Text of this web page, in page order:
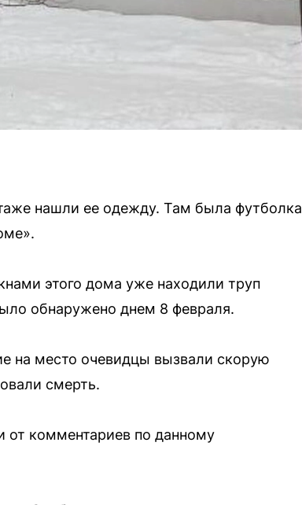
нашли ее одежду. Там была футболка
этого дома уже находили труп
обнаружено днем 8 февраля.
на место очевидцы вызвали скорую
смерть.
от комментариев по данному